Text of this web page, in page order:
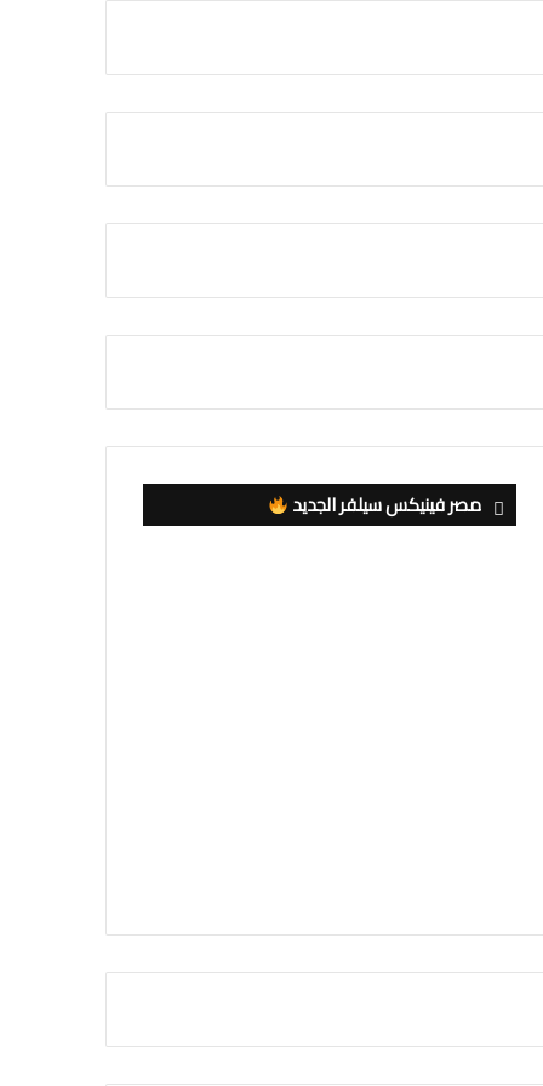
مصر فينيكس سيلفر الجديد